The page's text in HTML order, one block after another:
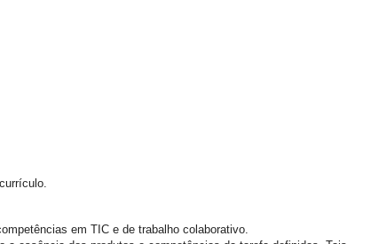
em TIC e de trabalho colaborativo.